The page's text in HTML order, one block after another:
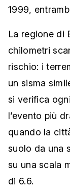
1999,
La regione di
chilometri
rischio: i
un sisma
si verifica
l’evento più
quando la
suolo da una
su una scala
di 6.6.